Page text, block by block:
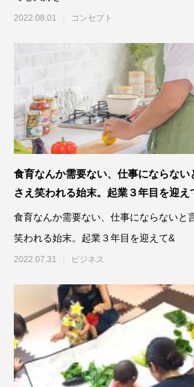
2022.08.01 コンセプト
食育なんか需要ない、仕事にならな
さえ笑われる始末。起業３年目を迎え
食育なんか需要ない、仕事にならないと
笑われる始末。起業３年目を迎えて&
2022.07.31 ビジネス